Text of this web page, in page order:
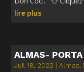
lire plus
ALMAS-
Juil 18, 2022 |Almas,